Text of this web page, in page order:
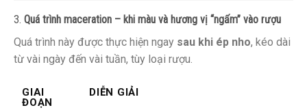
3. Quá trình maceration – khi màu và hương vị “ngấm” vào rượu
Quá trình này được thực hiện ngay sau khi ép nho, kéo dài
từ vài ngày đến vài tuần, tùy loại rượu.
GIAI
ĐOẠN
DIỄN GIẢI